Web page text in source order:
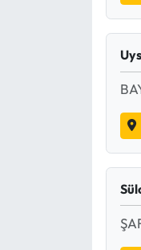
Sungurlu
Uğurludağ